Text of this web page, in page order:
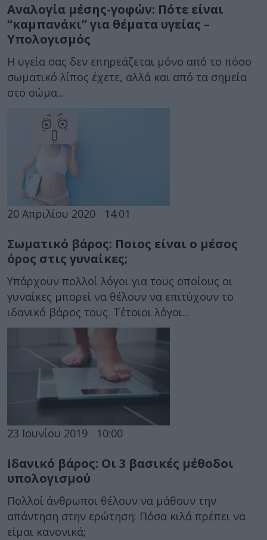
Αναλογία μέσης-γοφών: Πότε είναι
“καμπανάκι” για θέματα υγείας –
Υπολογισμός
Η υγεία σας δεν επηρεάζεται μόνο από το πόσο
σωματικό λίπος έχετε, αλλά και από τα σημεία
στο σώμα...
20 Απριλίου 2020 14:01
Σωματικό βάρος: Ποιος είναι ο μέσος
όρος στις γυναίκες;
Υπάρχουν πολλοί λόγοι για τους οποίους οι
γυναίκες μπορεί να θέλουν να επιτύχουν το
ιδανικό βάρος τους. Τέτοιοι λόγοι...
23 Ιουνίου 2019 10:00
Ιδανικό βάρος: Οι 3 βασικές μέθοδοι
υπολογισμού
Πολλοί άνθρωποι θέλουν να μάθουν την
απάντηση στην ερώτηση: Πόσα κιλά πρέπει να
είμαι κανονικά;